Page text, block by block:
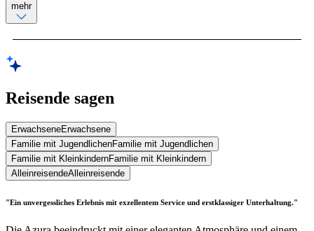
mehr
Reisende sagen
ErwachseneErwachsene
Familie mit JugendlichenFamilie mit Jugendlichen
Familie mit KleinkindernFamilie mit Kleinkindern
AlleinreisendeAlleinreisende
"Ein unvergessliches Erlebnis mit exzellentem Service und erstklassiger Unterhaltung."